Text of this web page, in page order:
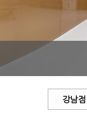
강남